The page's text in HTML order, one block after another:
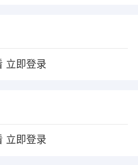
立即登录
立即登录